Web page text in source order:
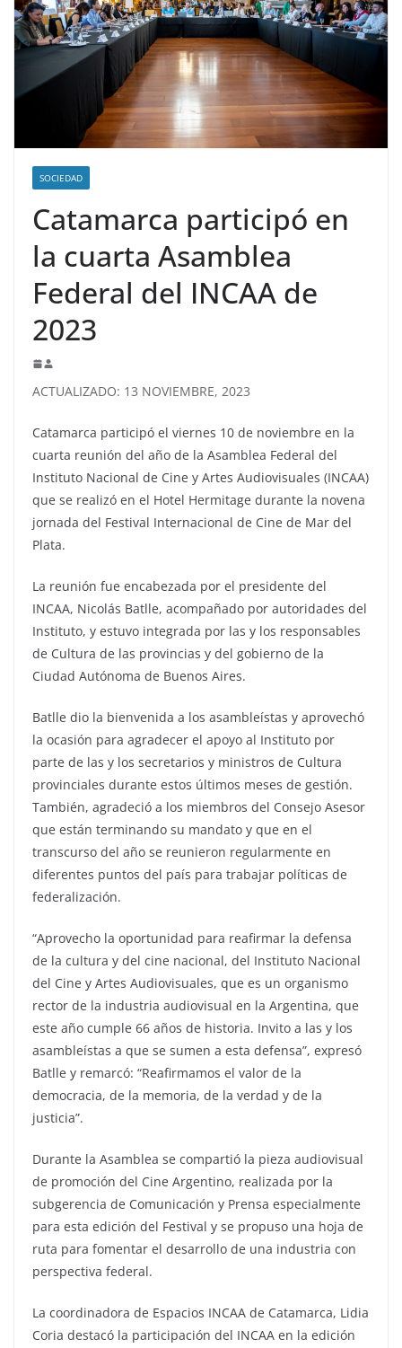
SOCIEDAD
Catamarca participó en
la cuarta Asamblea
Federal del INCAA de
2023
ACTUALIZADO: 13 NOVIEMBRE, 2023
Catamarca participó el viernes 10 de noviembre en la
cuarta reunión del año de la Asamblea Federal del
Instituto Nacional de Cine y Artes Audiovisuales (INCAA)
que se realizó en el Hotel Hermitage durante la novena
jornada del Festival Internacional de Cine de Mar del
Plata.
La reunión fue encabezada por el presidente del
INCAA, Nicolás Batlle, acompañado por autoridades del
Instituto, y estuvo integrada por las y los responsables
de Cultura de las provincias y del gobierno de la
Ciudad Autónoma de Buenos Aires.
Batlle dio la bienvenida a los asambleístas y aprovechó
la ocasión para agradecer el apoyo al Instituto por
parte de las y los secretarios y ministros de Cultura
provinciales durante estos últimos meses de gestión.
También, agradeció a los miembros del Consejo Asesor
que están terminando su mandato y que en el
transcurso del año se reunieron regularmente en
diferentes puntos del país para trabajar políticas de
federalización.
“Aprovecho la oportunidad para reafirmar la defensa
de la cultura y del cine nacional, del Instituto Nacional
del Cine y Artes Audiovisuales, que es un organismo
rector de la industria audiovisual en la Argentina, que
este año cumple 66 años de historia. Invito a las y los
asambleístas a que se sumen a esta defensa”, expresó
Batlle y remarcó: “Reafirmamos el valor de la
democracia, de la memoria, de la verdad y de la
justicia”.
Durante la Asamblea se compartió la pieza audiovisual
de promoción del Cine Argentino, realizada por la
subgerencia de Comunicación y Prensa especialmente
para esta edición del Festival y se propuso una hoja de
ruta para fomentar el desarrollo de una industria con
perspectiva federal.
La coordinadora de Espacios INCAA de Catamarca, Lidia
Coria destacó la participación del INCAA en la edición